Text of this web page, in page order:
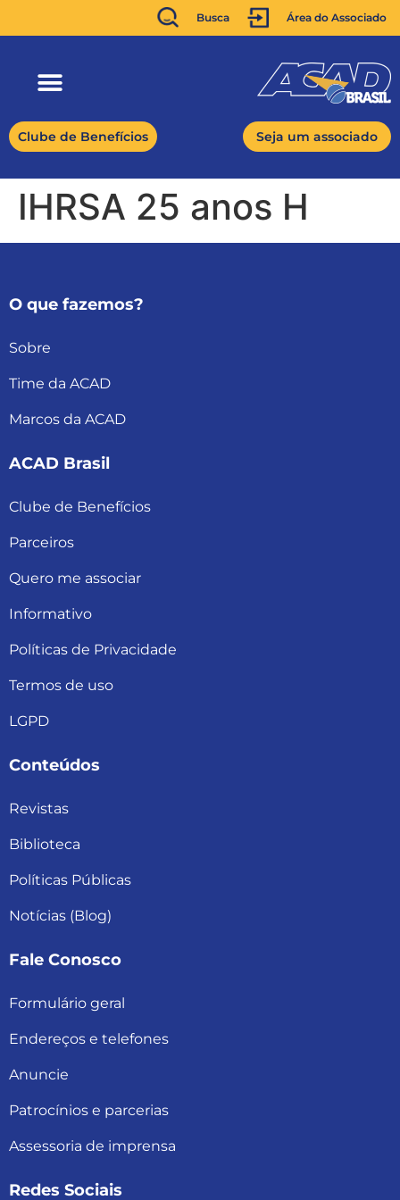
Busca Área do Associado
Clube de Benefícios Seja um associado
IHRSA 25 anos H
O que fazemos?
Sobre
Time da ACAD
Marcos da ACAD
ACAD Brasil
Clube de Benefícios
Parceiros
Quero me associar
Informativo
Políticas de Privacidade
Termos de uso
LGPD
Conteúdos
Revistas
Biblioteca
Políticas Públicas
Notícias (Blog)
Fale Conosco
Formulário geral
Endereços e telefones
Anuncie
Patrocínios e parcerias
Assessoria de imprensa
Redes Sociais